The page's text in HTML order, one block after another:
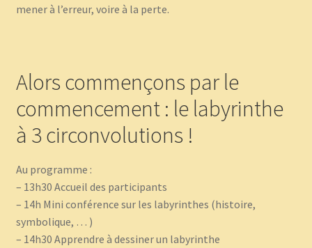
mener à l’erreur, voire à la perte.
Alors commençons par le
commencement : le labyrinthe
à 3 circonvolutions !
Au programme :
– 13h30 Accueil des participants
– 14h Mini conférence sur les labyrinthes (histoire,
symbolique, … )
– 14h30 Apprendre à dessiner un labyrinthe